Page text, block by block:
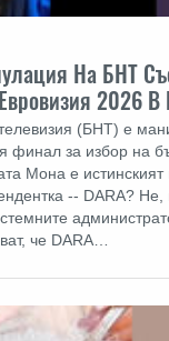
На БНТ
2026 В
(БНТ) е
финал за избор на
Мона е истинският
-- DARA?
че DARA…